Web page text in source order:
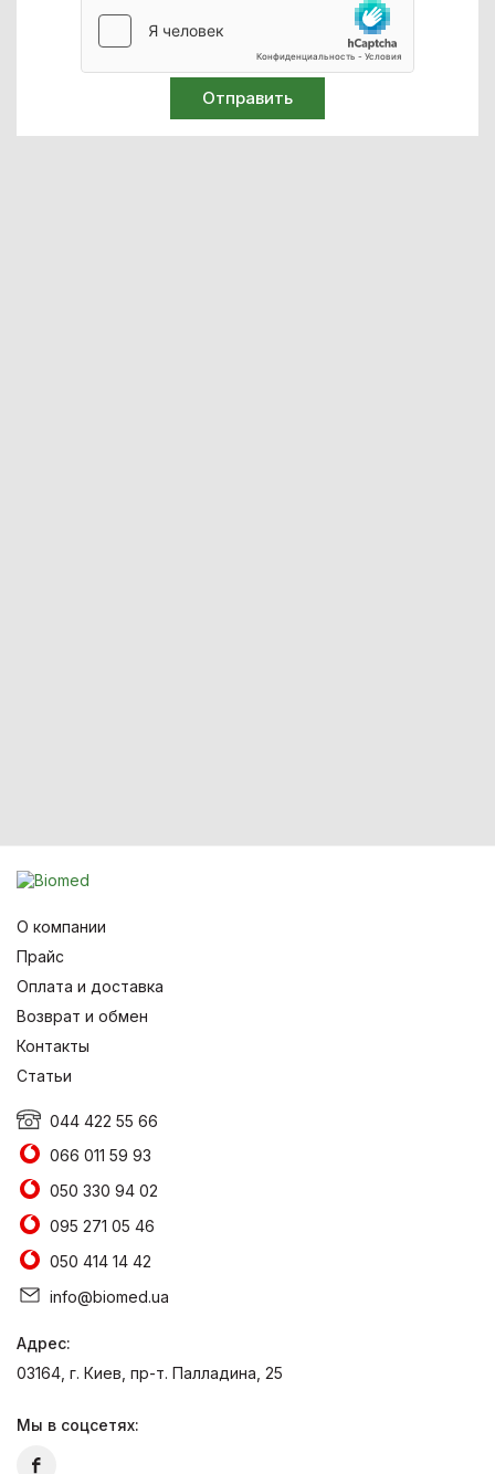
О компании
Прайс
Оплата и доставка
Возврат и обмен
Контакты
Статьи
044 422 55 66
066 011 59 93
050 330 94 02
095 271 05 46
050 414 14 42
info@biomed.ua
Адрес:
03164, г. Киев, пр-т. Палладина, 25
Мы в соцсетях: